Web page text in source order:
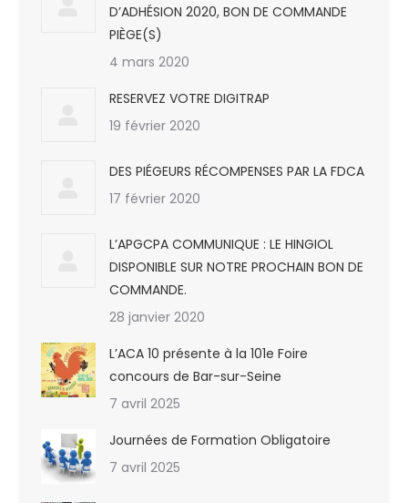
D’ADHÉSION 2020, BON DE COMMANDE
PIÈGE(S)
4 mars 2020
RESERVEZ VOTRE DIGITRAP
19 février 2020
DES PIÉGEURS RÉCOMPENSES PAR LA FDCA
17 février 2020
L’APGCPA COMMUNIQUE : LE HINGIOL
DISPONIBLE SUR NOTRE PROCHAIN BON DE
COMMANDE.
28 janvier 2020
L’ACA 10 présente à la 101e Foire
concours de Bar-sur-Seine
7 avril 2025
Journées de Formation Obligatoire
7 avril 2025